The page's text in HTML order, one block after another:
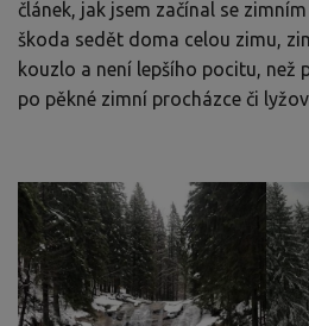
článek, jak jsem začínal se
škoda sedět doma celou zimu,
kouzlo a není lepšího pocitu, než
po pěkné zimní procházce či